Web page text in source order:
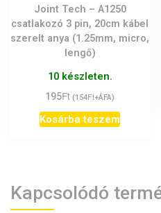
Joint Tech – A1250
csatlakozó 3 pin, 20cm kábel
szerelt anya (1.25mm, micro,
lengő)
10 készleten.
195Ft (154Ft+ÁFA)
Kosárba teszem
Kapcsolódó